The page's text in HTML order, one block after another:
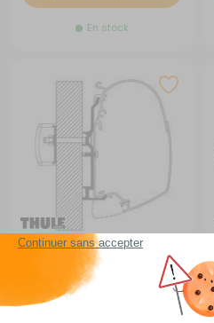
En stock
Adaptateur de stores
Burstner